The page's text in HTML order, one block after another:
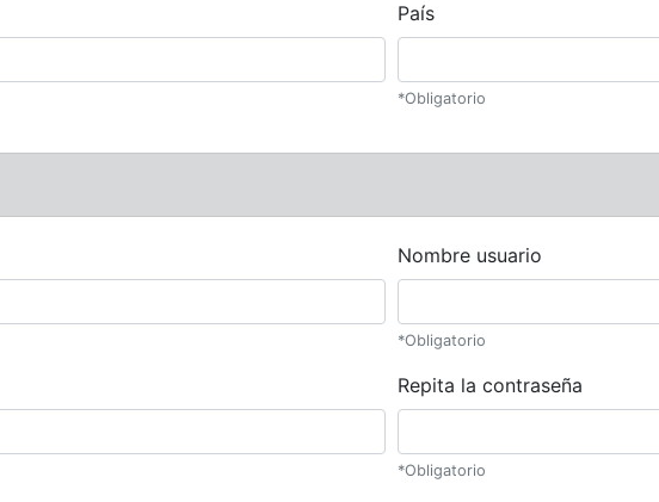
País
*Obligatorio
Nombre usuario
*Obligatorio
Repita la contraseña
*Obligatorio